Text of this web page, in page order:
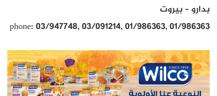
بدارو – بيروت
phone: 03/947748, 03/091214, 01/986363, 01/986363